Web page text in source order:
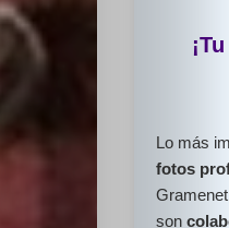
Lo más
fotos
son